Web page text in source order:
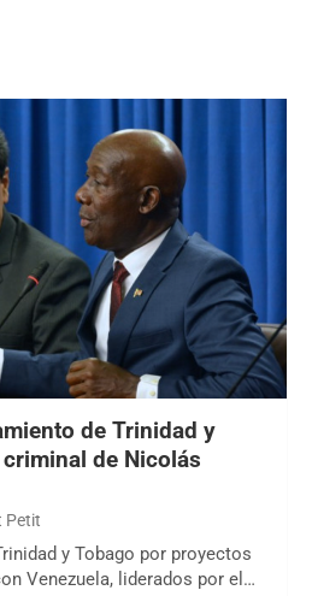
de Trinidad y
de Nicolás
Petit
y Tobago por proyectos
Venezuela, liderados por el…